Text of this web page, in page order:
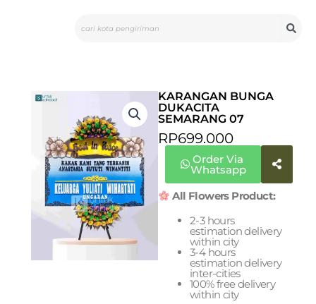
KARANGAN BUNGA
DUKACITA
SEMARANG 07
RP699.000
Order Via
Whatsapp
All Flowers Product:
2-3 hours
estimation delivery
within city
3-4 hours
estimation delivery
inter-cities
100% free delivery
within city